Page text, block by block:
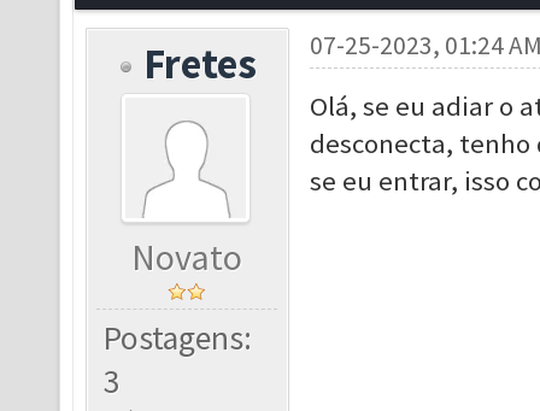
Fretes
Novato
Postagens:
3
07-25-2023, 01:24
Olá, se eu adiar o
desconecta, tenho
se eu entrar, isso